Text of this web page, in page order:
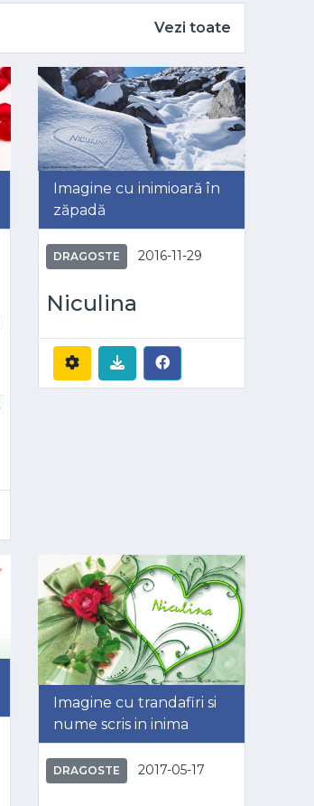
Vezi toate
Imagine cu inimioară în
zăpadă
DRAGOSTE 2016-11-29
Niculina
Imagine cu trandafiri si
nume scris in inima
DRAGOSTE 2017-05-17